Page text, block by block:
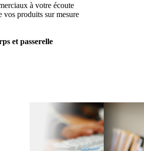
à votre écoute
vos produits sur mesure
et passerelle